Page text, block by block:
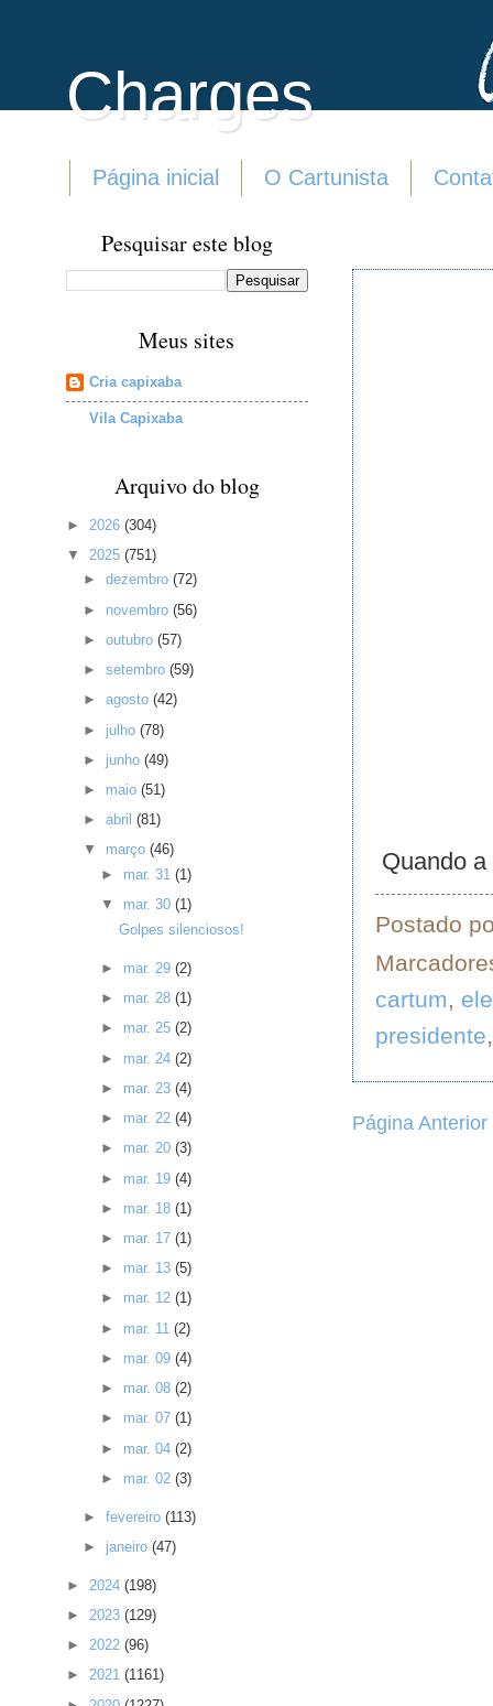
Charges
Página inicial O Cartunista
Quando
Postado
cartum,
presidente
Página Anterior
Pesquisar este blog
Meus sites
Cria capixaba
Vila Capixaba
Arquivo do blog
► 2026 (304)
▼ 2025 (751)
►dezembro(72)
► novembro(56)
►outubro(57)
►setembro(59)
►agosto(42)
► julho(78)
► junho(49)
► maio(51)
►abril(81)
▼ março(46)
► mar. 31 (1)
▼ mar. 30 (1)
Golpes silenciosos!
► mar. 29 (2)
► mar. 28 (1)
► mar. 25 (2)
► mar. 24 (2)
► mar. 23 (4)
► mar. 22 (4)
► mar. 20 (3)
► mar. 19 (4)
► mar. 18 (1)
► mar. 17 (1)
► mar. 13 (5)
► mar. 12 (1)
► mar. 11 (2)
► mar. 09 (4)
► mar. 08 (2)
► mar. 07 (1)
► mar. 04 (2)
► mar. 02 (3)
►fevereiro(113)
► janeiro(47)
► 2024 (198)
► 2023 (129)
► 2022 (96)
► 2021 (1161)